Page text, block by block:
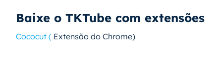
Baixe o TKTube com extensões
Cococut ( Extensão do Chrome)